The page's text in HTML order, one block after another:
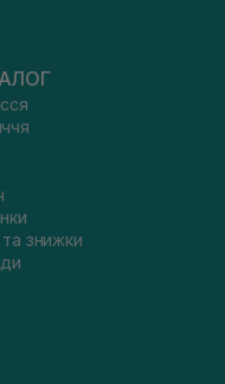
та знижки